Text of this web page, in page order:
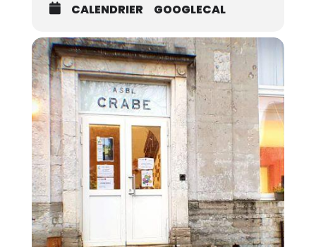
Leur objectif est de permettre à chacun d’utiliser les
outils informatiques et numériques de manière
autonome.
Quand ?Tous les vendredis de 13 à 16h (hors
congés scolaires).
Où ?Au Crabe – Rue Sergent Sortet, 27 à 1370
Jodoigne.
Infos ?
Présentation des autres activités du
Crabe
Pour s’inscrireà une date souhaitée,
contactez-nous au 010/81.40.50.
CALENDRIER GOOGLECAL